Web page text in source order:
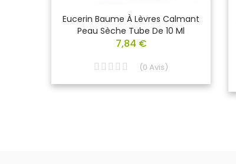
Eucerin Baume À Lèvres Calmant
Peau Sèche Tube De 10 Ml
7,84 €
(0 Avis)